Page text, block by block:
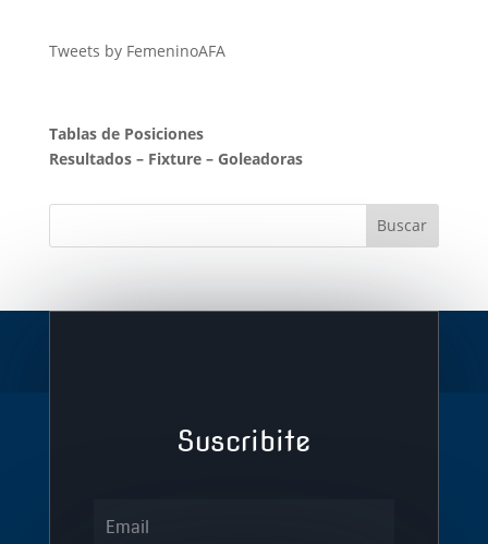
Tweets by FemeninoAFA
Tablas de Posiciones
Resultados– Fixture– Goleadoras
Suscribite